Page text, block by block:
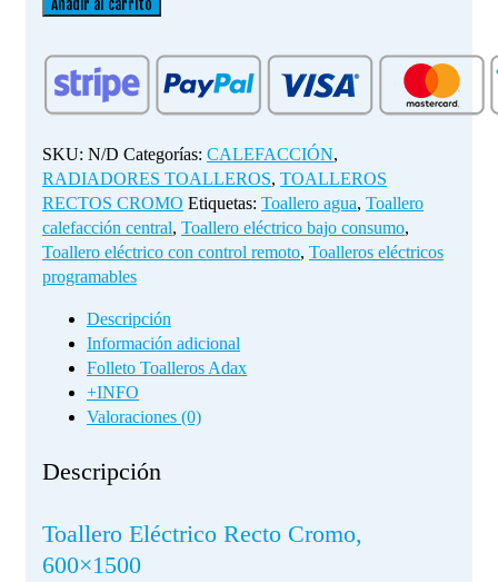
Cromo,
600x1500
cantidad
Añadir al carrito
SKU: N/D Categorías: CALEFACCIÓN,
RADIADORES TOALLEROS, TOALLEROS
RECTOS CROMO Etiquetas: Toallero agua, Toallero
calefacción central, Toallero eléctrico bajo consumo,
Toallero eléctrico con control remoto, Toalleros eléctricos
programables
Descripción
Información adicional
Folleto Toalleros Adax
+INFO
Valoraciones (0)
Descripción
Toallero Eléctrico Recto Cromo,
600×1500